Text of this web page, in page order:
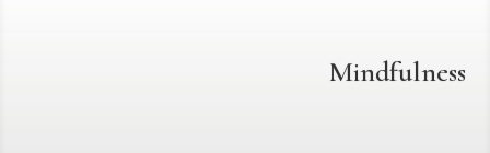
Mindfulness